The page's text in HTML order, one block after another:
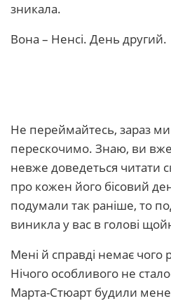
зникала.
Вона – Ненсі. День другий.
Не переймайтесь, зараз
перескочимо. Знаю, ви
невже доведеться читати
про кожен його бісовий
подумали так раніше, то
виникла у вас в голові
Мені й справді немає чого
Нічого особливого не
Марта-Стюарт будили